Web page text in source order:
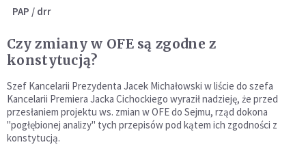
PAP / drr
Czy zmiany w OFE są zgodne z
konstytucją?
Szef Kancelarii Prezydenta Jacek Michałowski w liście do szefa
Kancelarii Premiera Jacka Cichockiego wyraził nadzieję, że przed
przesłaniem projektu ws. zmian w OFE do Sejmu, rząd dokona
"pogłębionej analizy" tych przepisów pod kątem ich zgodności z
konstytucją.